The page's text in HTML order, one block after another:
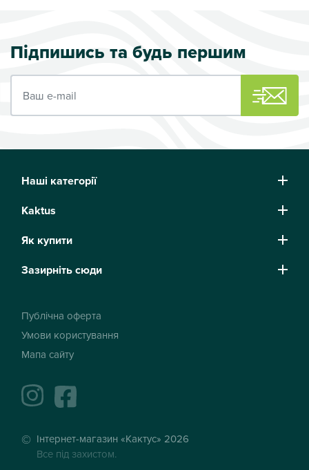
Підпишись та будь першим
Наші категорії
Kaktus
Як купити
Зазирніть сюди
Публічна оферта
Умови користування
Мапа сайту
instagramfacebook
Інтернет-магазин «Кактус» 2026
Все під захистом.